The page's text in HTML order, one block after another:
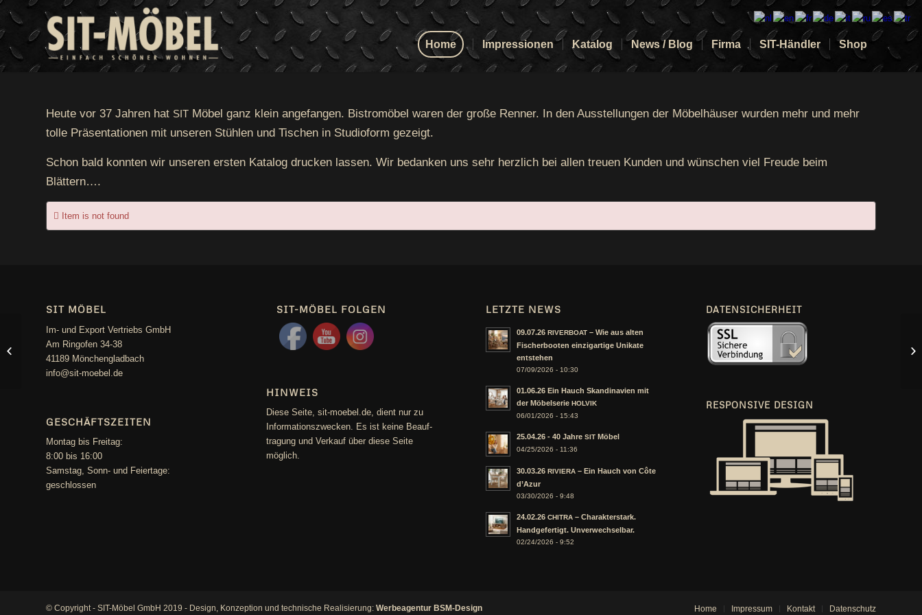
Home Impressionen Katalog News / Blog Firma SIT-Händler Shop
Heu­te vor 37 Jah­ren hat SIT Möbel ganz klein ange­fan­gen. Bis­tro­mö­bel waren der gro­ße Ren­ner. In den Aus­stel­lun­gen der Möbel­häu­ser wur­den mehr und mehr
tol­le Prä­sen­ta­tio­nen mit unse­ren Stüh­len und Tischen in Stu­dio­form gezeigt.
Schon bald konn­ten wir unse­ren ers­ten Kata­log dru­cken las­sen. Wir bedan­ken uns sehr herz­lich bei allen treu­en Kun­den und wün­schen viel Freu­de beim
Blättern….
Item is not found
SIT MÖBEL
Im- und Export Vertriebs GmbH
Am Ringofen 34-38
41189 Mönchengladbach
info@sit-moebel.de
GESCHÄFTSZEITEN
Mon­tag bis Freitag:
8:00 bis 16:00
Sams­tag, Sonn- und Feiertage:
geschlossen
SIT-MÖBEL FOLGEN
HINWEIS
Die­se Sei­te, sit-moebel.de, dient nur zu
Infor­ma­ti­ons­zwe­cken. Es ist kei­ne Beauf­
tra­gung und Ver­kauf über die­se Sei­te
möglich.
LETZTE NEWS
09.07.26RIVERBOAT – Wie aus alten
Fischerbooten einzigartige Unikate
entstehen
07/09/2026 - 10:30
01.06.26 Ein Hauch Skandinavien mit
der MöbelserieHOLVIK
06/01/2026 - 15:43
25.04.26 - 40 JahreSIT Möbel
04/25/2026 - 11:36
30.03.26RIVIERA – Ein Hauch von Côte
d’Azur
03/30/2026 - 9:48
24.02.26CHITRA – Charakterstark.
Handgefertigt. Unverwechselbar.
02/24/2026 - 9:52
DATENSICHERHEIT
RESPONSIVE DESIGN
© Copyright - SIT-Möbel GmbH 2019 - Design, Konzeption und technische Realisierung: Werbeagentur BSM-Design Home Impressum Kontakt Datenschutz
MITREISSENDE